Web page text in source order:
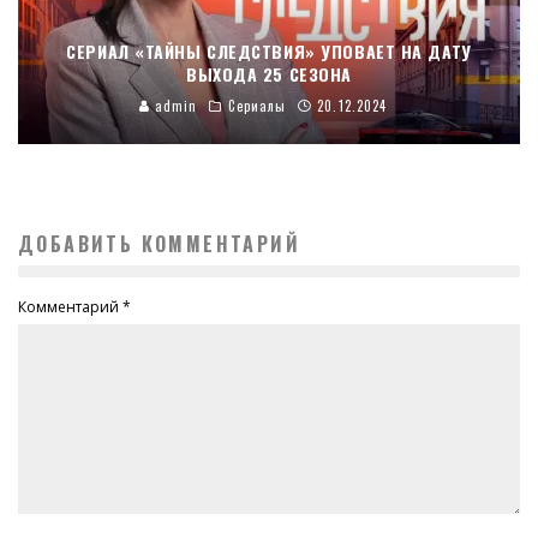
СЕРИАЛ «ТАЙНЫ СЛЕДСТВИЯ» УПОВАЕТ НА ДАТУ
ВЫХОДА 25 СЕЗОНА
admin Сериалы 20.12.2024
ДОБАВИТЬ КОММЕНТАРИЙ
Комментарий *